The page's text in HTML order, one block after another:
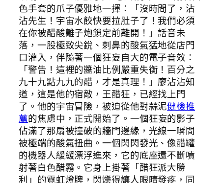
色手套的爪子優雅地一揮：「沒時間了，沾
沾先生！宇宙水餃快要拉肚子了！我們必須
在你被醋酸離子炮鎖定前離開！」話音未
落，一股極致尖銳、刺鼻的酸氣猛地從店門
口灌入，伴隨著一個狂妄自大的電子音效：
「警告！這裡的醬油比例嚴重失衡！百分之
九十九點九九的醋，才是真理！」廖沾沾知
道，這是他的宿敵，王醋狂，已經找上門
了。他的宇宙冒險，被迫從他對蒜泥健檢推
薦的焦慮中，正式開始了。一個狂妄的影子
佔滿了那扇被撞破的牆門邊緣，光線一瞬間
被極端的酸氣扭曲。一個閃閃發光、像醋罐
的機器人緩緩漂浮進來，它的底座還不斷噴
射著白色醋霧。它身上掛著「醋狂派大勝
利」的霓虹燈牌，閃爍得讓人眼睛發疼，同